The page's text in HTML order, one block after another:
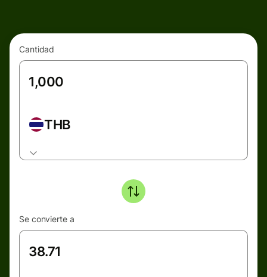
Cantidad
THB
Se convierte a